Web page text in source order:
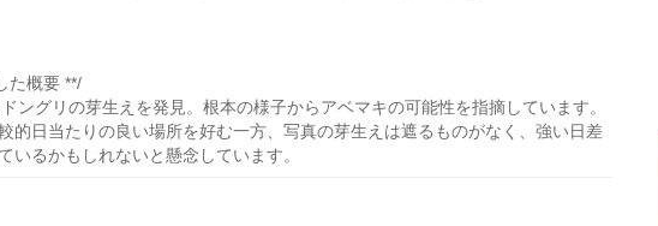
た概要 **/
ングリの芽生えを発見。根本の様子からアベマキの可能性を指摘しています。
的日当たりの良い場所を好む一方、写真の芽生えは遮るものがなく、強い日差
いるかもしれないと懸念しています。